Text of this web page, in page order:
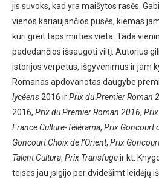
jis suvoks, kad yra maišytos rasės.
vienos kariaujančios pusės, kiemas
kuri greit taps mirties vieta. Tada
padedančios išsaugoti viltį. Autorius
istorijos verpetus, išgyvenimus ir jam
Romanas apdovanotas daugybe
lycéens 2016 irPrix du Premier Roman
2016, Prix du Premier Roman 2016,
France Culture-Télérama, Prix Goncourt
Goncourt Choix de l’Orient, Prix
Talent Cultura, Prix Transfugeir kt.
teises jau įsigijo per dvidešimt leidėjų